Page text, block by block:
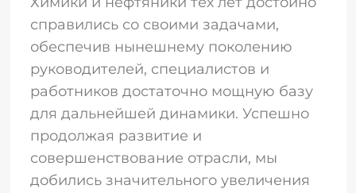
справились со своими задачами,
обеспечив нынешнему поколению
руководителей, специалистов и
работников достаточно мощную базу
для дальнейшей динамики. Успешно
продолжая развитие и
совершенствование отрасли, мы
добились значительного увеличения